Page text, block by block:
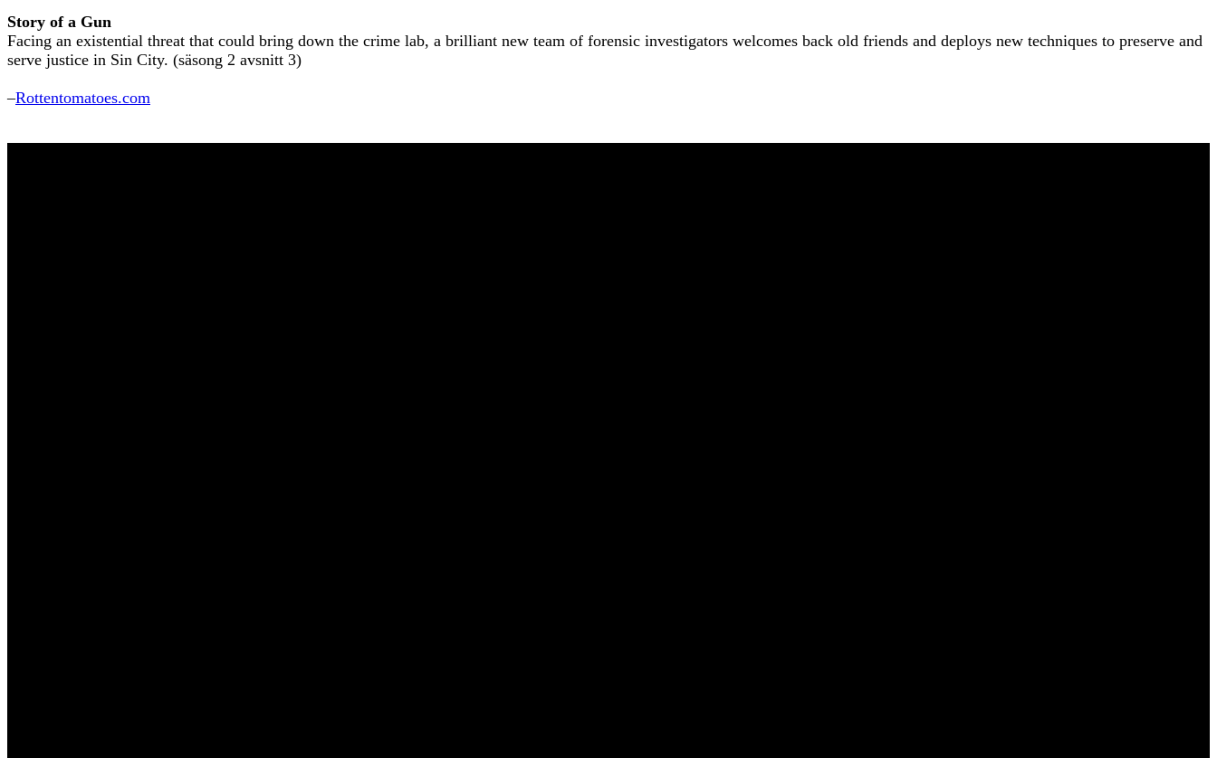
Story of a Gun
Facing an existential threat that could bring down the crime lab, a brilliant new team of forensic investigators welcomes back old friends and deploys new techniques to preserve and
serve justice in Sin City. (säsong 2 avsnitt 3)
–Rottentomatoes.com